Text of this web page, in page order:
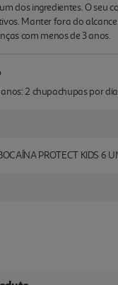
dos ingredientes. O seu
Manter fora do alcance
com menos de 3 anos.
2 chupachupas por
PROTECT KIDS 6